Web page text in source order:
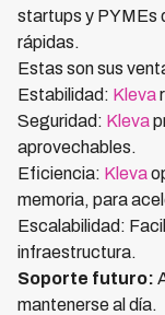
startups y PYMEs
rápidas.
Estas son sus
Estabilidad: Kleva
Seguridad: Kleva
aprovechables.
Eficiencia: Kleva
memoria, para
Escalabilidad:
infraestructura.
Soporte futuro:
mantenerse al día.